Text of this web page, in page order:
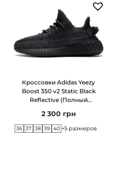
Кроссовки Adidas Yeezy
Boost 350 v2 Static Black
Reflective (Полный
2 300 грн
36 37 38 39 40 +5 размеров